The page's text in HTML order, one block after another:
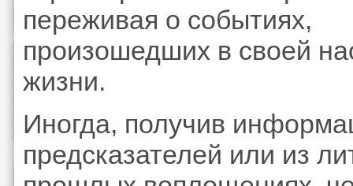
переживая о событиях,
произошедших в своей
жизни.
Иногда, получив
предсказателей или из